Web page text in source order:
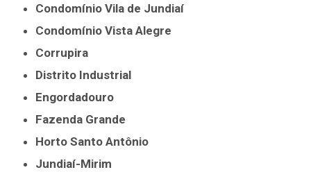
Condomínio Vila de Jundiaí
Condomínio Vista Alegre
Corrupira
Distrito Industrial
Engordadouro
Fazenda Grande
Horto Santo Antônio
Jundiaí-Mirim